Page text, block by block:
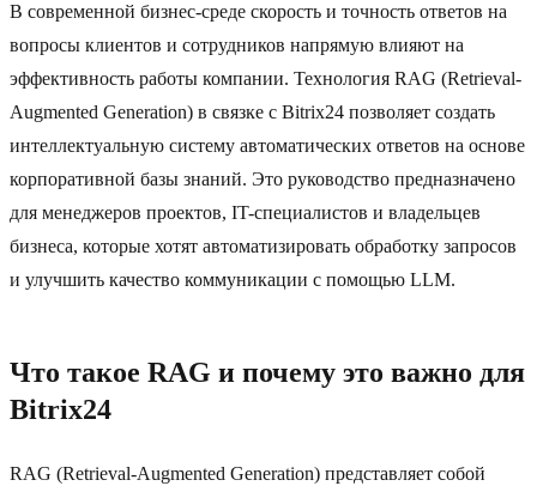
В современной бизнес-среде скорость и точность ответов на
вопросы клиентов и сотрудников напрямую влияют на
эффективность работы компании. Технология RAG (Retrieval-
Augmented Generation) в связке с Bitrix24 позволяет создать
интеллектуальную систему автоматических ответов на основе
корпоративной базы знаний. Это руководство предназначено
для менеджеров проектов, IT-специалистов и владельцев
бизнеса, которые хотят автоматизировать обработку запросов
и улучшить качество коммуникации с помощью LLM.
Что такое RAG и почему это важно для
Bitrix24
RAG (Retrieval-Augmented Generation) представляет собой